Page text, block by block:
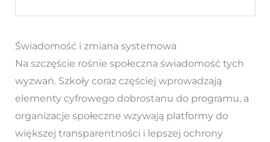
Świadomość i zmiana systemowa
Na szczęście rośnie społeczna świadomość tych
wyzwań. Szkoły coraz częściej wprowadzają
elementy cyfrowego dobrostanu do programu, a
organizacje społeczne wzywają platformy do
większej transparentności i lepszej ochrony